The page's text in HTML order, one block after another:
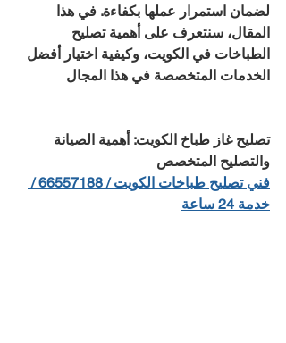
لضمان استمرار عملها بكفاءة. في هذا
المقال، سنتعرف على أهمية تصليح
الطباخات في الكويت، وكيفية اختيار أفضل
الخدمات المتخصصة في هذا المجال
تصليح غاز طباخ الكويت: أهمية الصيانة
والتصليح المتخصص
فني تصليح طباخات الكويت / 66557188 /
خدمة 24 ساعة